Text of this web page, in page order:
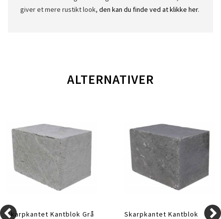
giver et mere rustikt look, den kan du finde ved at klikke her.
ALTERNATIVER
Skarpkantet Kantblok Grå
Skarpkantet Kantblok